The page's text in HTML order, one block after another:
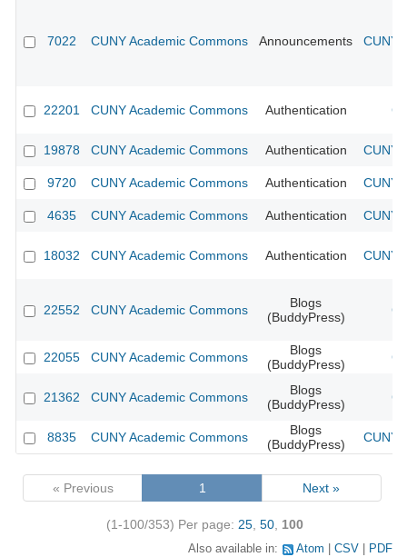
7022 CUNY Academic Commons Announcements CUNY
22201 CUNY Academic Commons Authentication
19878 CUNY Academic Commons Authentication CUNY
9720 CUNY Academic Commons Authentication CUNY
4635 CUNY Academic Commons Authentication CUNY
18032 CUNY Academic Commons Authentication CUNY
22552 CUNY Academic Commons
Blogs
(BuddyPress)
22055 CUNY Academic Commons
Blogs
(BuddyPress)
21362 CUNY Academic Commons
Blogs
(BuddyPress)
8835 CUNY Academic Commons
Blogs
(BuddyPress)
CUNY
« Previous 1 Next »
(1-100/353) Per page: 25 50 100
Also available in: Atom CSV PDF